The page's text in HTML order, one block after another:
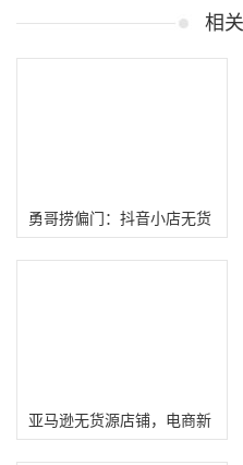
相
勇哥捞偏门：抖音小店无货
源项目
亚马逊无货源店铺，电商新
蓝海！